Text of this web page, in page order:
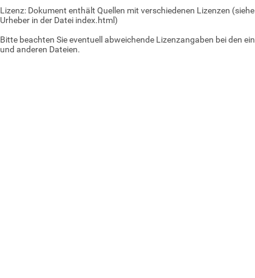
Lizenz: Dokument enthält Quellen mit verschiedenen Lizenzen
Urheber in der Datei index.html)
Bitte beachten Sie eventuell abweichende Lizenzangaben bei den
und anderen Dateien.